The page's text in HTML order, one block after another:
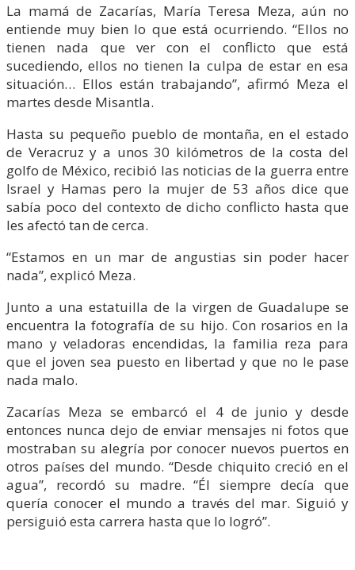
La mamá de Zacarías, María Teresa Meza, aún no
entiende muy bien lo que está ocurriendo. “Ellos no
tienen nada que ver con el conflicto que está
sucediendo, ellos no tienen la culpa de estar en esa
situación… Ellos están trabajando”, afirmó Meza el
martes desde Misantla.
Hasta su pequeño pueblo de montaña, en el estado
de Veracruz y a unos 30 kilómetros de la costa del
golfo de México, recibió las noticias de la guerra entre
Israel y Hamas pero la mujer de 53 años dice que
sabía poco del contexto de dicho conflicto hasta que
les afectó tan de cerca.
“Estamos en un mar de angustias sin poder hacer
nada”, explicó Meza.
Junto a una estatuilla de la virgen de Guadalupe se
encuentra la fotografía de su hijo. Con rosarios en la
mano y veladoras encendidas, la familia reza para
que el joven sea puesto en libertad y que no le pase
nada malo.
Zacarías Meza se embarcó el 4 de junio y desde
entonces nunca dejo de enviar mensajes ni fotos que
mostraban su alegría por conocer nuevos puertos en
otros países del mundo. “Desde chiquito creció en el
agua”, recordó su madre. “Él siempre decía que
quería conocer el mundo a través del mar. Siguió y
persiguió esta carrera hasta que lo logró”.